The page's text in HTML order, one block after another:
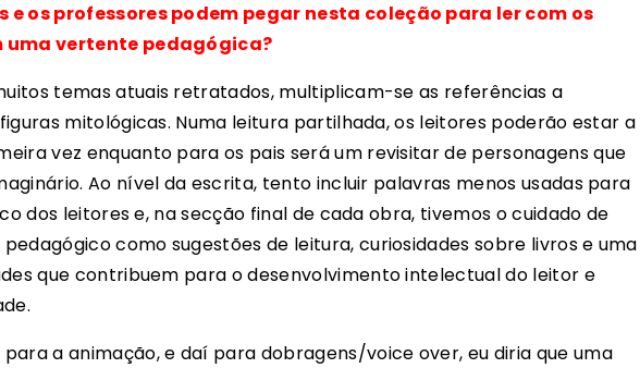
e os professores podem pegar nesta coleção para ler com os
uma vertente pedagógica?
temas atuais retratados, multiplicam-se as referências a
mitológicas. Numa leitura partilhada, os leitores poderão estar a
vez enquanto para os pais será um revisitar de personagens que
Ao nível da escrita, tento incluir palavras menos usadas para
dos leitores e, na secção final de cada obra, tivemos o cuidado de
como sugestões de leitura, curiosidades sobre livros e uma
que contribuem para o desenvolvimento intelectual do leitor e
para a animação, e daí para dobragens/voice over, eu diria que uma